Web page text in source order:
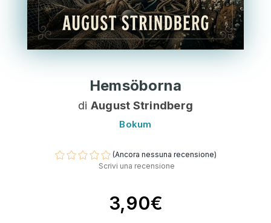
Hemsöborna
di August Strindberg
Bokum
(Ancora nessuna recensione)
Scrivi una recensione
3,90€